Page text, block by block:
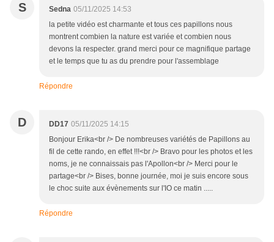
S Sedna 05/11/2025 14:53
la petite vidéo est charmante et tous ces papillons nous
montrent combien la nature est variée et combien nous
devons la respecter. grand merci pour ce magnifique partage
et le temps que tu as du prendre pour l'assemblage
Répondre
D DD17 05/11/2025 14:15
Bonjour Erika<br /> De nombreuses variétés de Papillons au
fil de cette rando, en effet !!!<br /> Bravo pour les photos et les
noms, je ne connaissais pas l'Apollon<br /> Merci pour le
partage<br /> Bises, bonne journée, moi je suis encore sous
le choc suite aux évènements sur l'IO ce matin .....
Répondre